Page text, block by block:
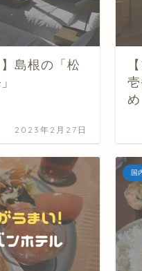
島根の「松
2023年2月27日
め
国